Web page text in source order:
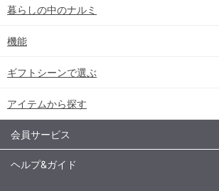
暮らしの中のナルミ
機能
ギフトシーンで選ぶ
アイテムから探す
会員サービス
ヘルプ&ガイド